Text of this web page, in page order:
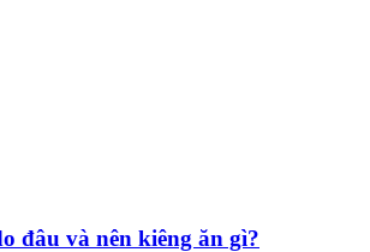
đâu và nên kiêng ăn gì?